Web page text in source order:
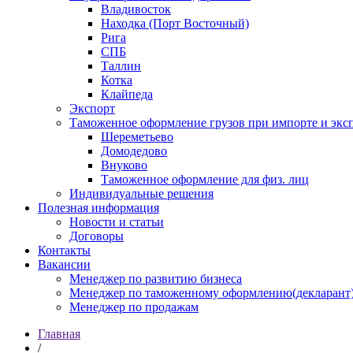
Владивосток
Находка (Порт Восточный)
Рига
СПБ
Таллин
Котка
Клайпеда
Экспорт
Таможенное оформление грузов при импорте и
Шереметьево
Домодедово
Внуково
Таможенное оформление для физ. лиц
Индивидуальные решения
Полезная информация
Новости и статьи
Договоры
Контакты
Вакансии
Менеджер по развитию бизнеса
Менеджер по таможенному
Менеджер по продажам
Главная
/